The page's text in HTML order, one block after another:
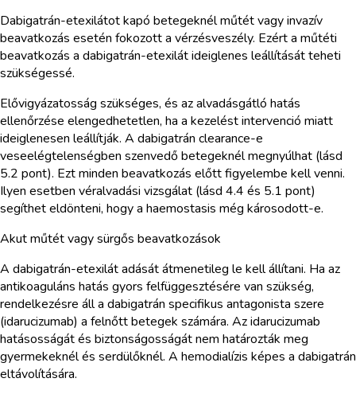
Dabigatrán-etexilátot kapó betegeknél műtét vagy invazív
beavatkozás esetén fokozott a vérzésveszély. Ezért a műtéti
beavatkozás a dabigatrán-etexilát ideiglenes leállítását teheti
szükségessé.
Elővigyázatosság szükséges, és az alvadásgátló hatás
ellenőrzése elengedhetetlen, ha a kezelést intervenció miatt
ideiglenesen leállítják. A dabigatrán clearance-e
veseelégtelenségben szenvedő betegeknél megnyúlhat (lásd
5.2 pont). Ezt minden beavatkozás előtt figyelembe kell venni.
Ilyen esetben véralvadási vizsgálat (lásd 4.4 és 5.1 pont)
segíthet eldönteni, hogy a haemostasis még károsodott-e.
Akut műtét vagy sürgős beavatkozások
A dabigatrán-etexilát adását átmenetileg le kell állítani. Ha az
antikoaguláns hatás gyors felfüggesztésére van szükség,
rendelkezésre áll a dabigatrán specifikus antagonista szere
(idarucizumab) a felnőtt betegek számára. Az idarucizumab
hatásosságát és biztonságosságát nem határozták meg
gyermekeknél és serdülőknél. A hemodialízis képes a dabigatrán
eltávolítására.